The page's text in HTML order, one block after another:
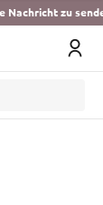
Nachricht zu